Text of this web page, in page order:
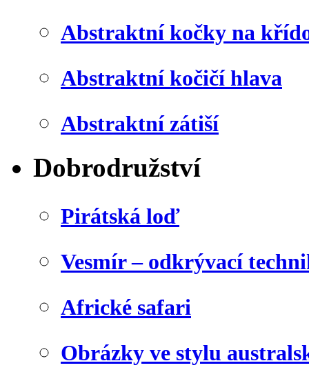
Abstraktní kočky na
Abstraktní kočičí hlava
Abstraktní zátiší
Dobrodružství
Pirátská loď
Vesmír – odkrývací
Africké safari
Obrázky ve stylu